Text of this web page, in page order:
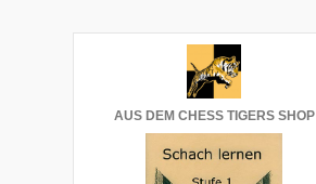
AUS DEM CHESS TIGERS SHOP